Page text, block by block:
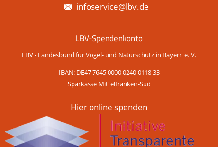
infoservice@lbv.de
LBV-Spendenkonto
LBV - Landesbund für Vogel- und Naturschutz in Bayern e. V.
IBAN: DE47 7645 0000 0240 0118 33
Sparkasse Mittelfranken-Süd
Hier online spenden